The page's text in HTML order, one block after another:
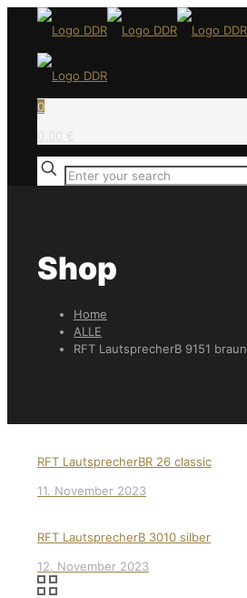
0
0,00 €
Shop
Home
ALLE
RFT LautsprecherB 9151 braun
RFT LautsprecherBR 26 classic
11. November 2023
RFT LautsprecherB 3010 silber
12. November 2023